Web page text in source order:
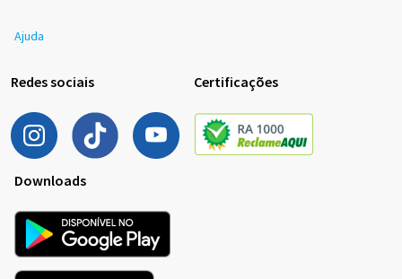
Ajuda
Redes sociais Certificações
Downloads